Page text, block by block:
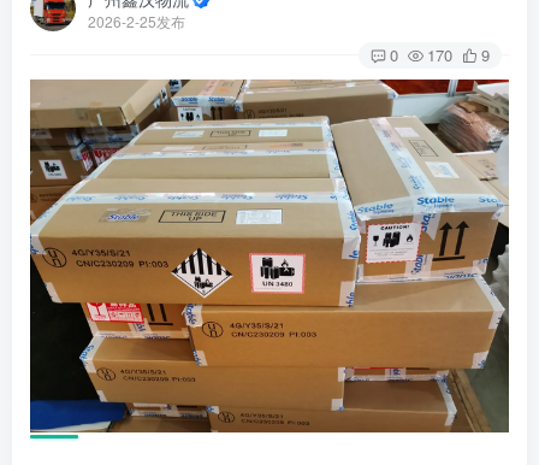
2026-2-25发布
0 170 9